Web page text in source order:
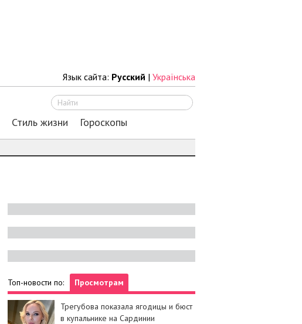
Язык сайта: Русский | Українська
Стиль жизни Гороскопы
Топ-новости по: Просмотрам
Трегубова показала ягодицы и бюст
в купальнике на Сардинии